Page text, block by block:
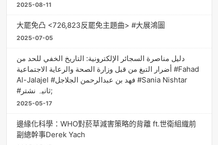
2025-08-11
大罷免凸 <726,823反罷免主題曲> #大展鴻圖
2025-07-05
دليل مناصرة السجائر الإلكترونية: التاريخ الخفي للحد من
أضرار التبغ من قبل وزارة الصحة والرعاية الاجتماعية #Fahad
Al-Jalajel #فهد بن عبدالرحمن الجلاجل #Sania Nishtar
#ثانیہ نشتر;
2025-05-17
邊緣化科學：WHO對菸草減害策略的背離 ft.世衛組織前
副總幹事Derek Yach